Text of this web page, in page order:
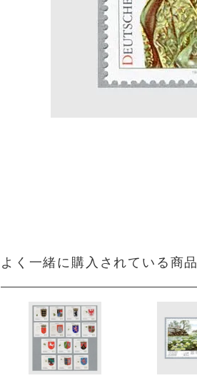
よく一緒に購入されている商品